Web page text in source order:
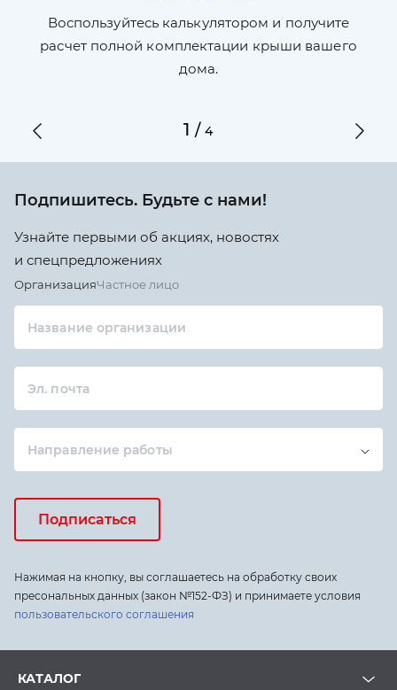
Воспользуйтесь калькулятором и получите
расчет полной комплектации крыши вашего
дома.
1 /4
Подпишитесь. Будьте с нами!
Узнайте первыми об акциях, новостях
и спецпредложениях
ОрганизацияЧастное лицо
Название организации
Эл. почта
Направление работы
Подписаться
Нажимая на кнопку, вы соглашаетесь на обработку своих
пресональных данных (закон №152-ФЗ) и принимаете условия
пользовательского соглашения
КАТАЛОГ